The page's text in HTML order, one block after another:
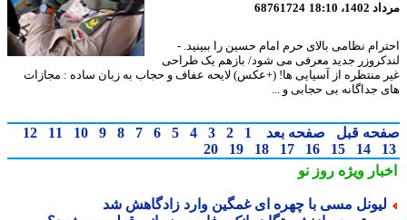
18:10
68761724
نظامی بالای حرم امام حسین را ببینید. -
جدید معرفی می شود/ بازهم یک طراحی
منتظره از آسیایی ها! (+عکس) لایحه عفاف و حجاب به زبان ساده : مجازات
جداگانه بی حجابی و ...
قبل صفحه بعد 1
2
3
4
5
6
7
8
9
10
11
12
14
15
16
17
18
19
20
ویژهروز نو
مسی با چهره ای غمگین وارد زادگاهش شد